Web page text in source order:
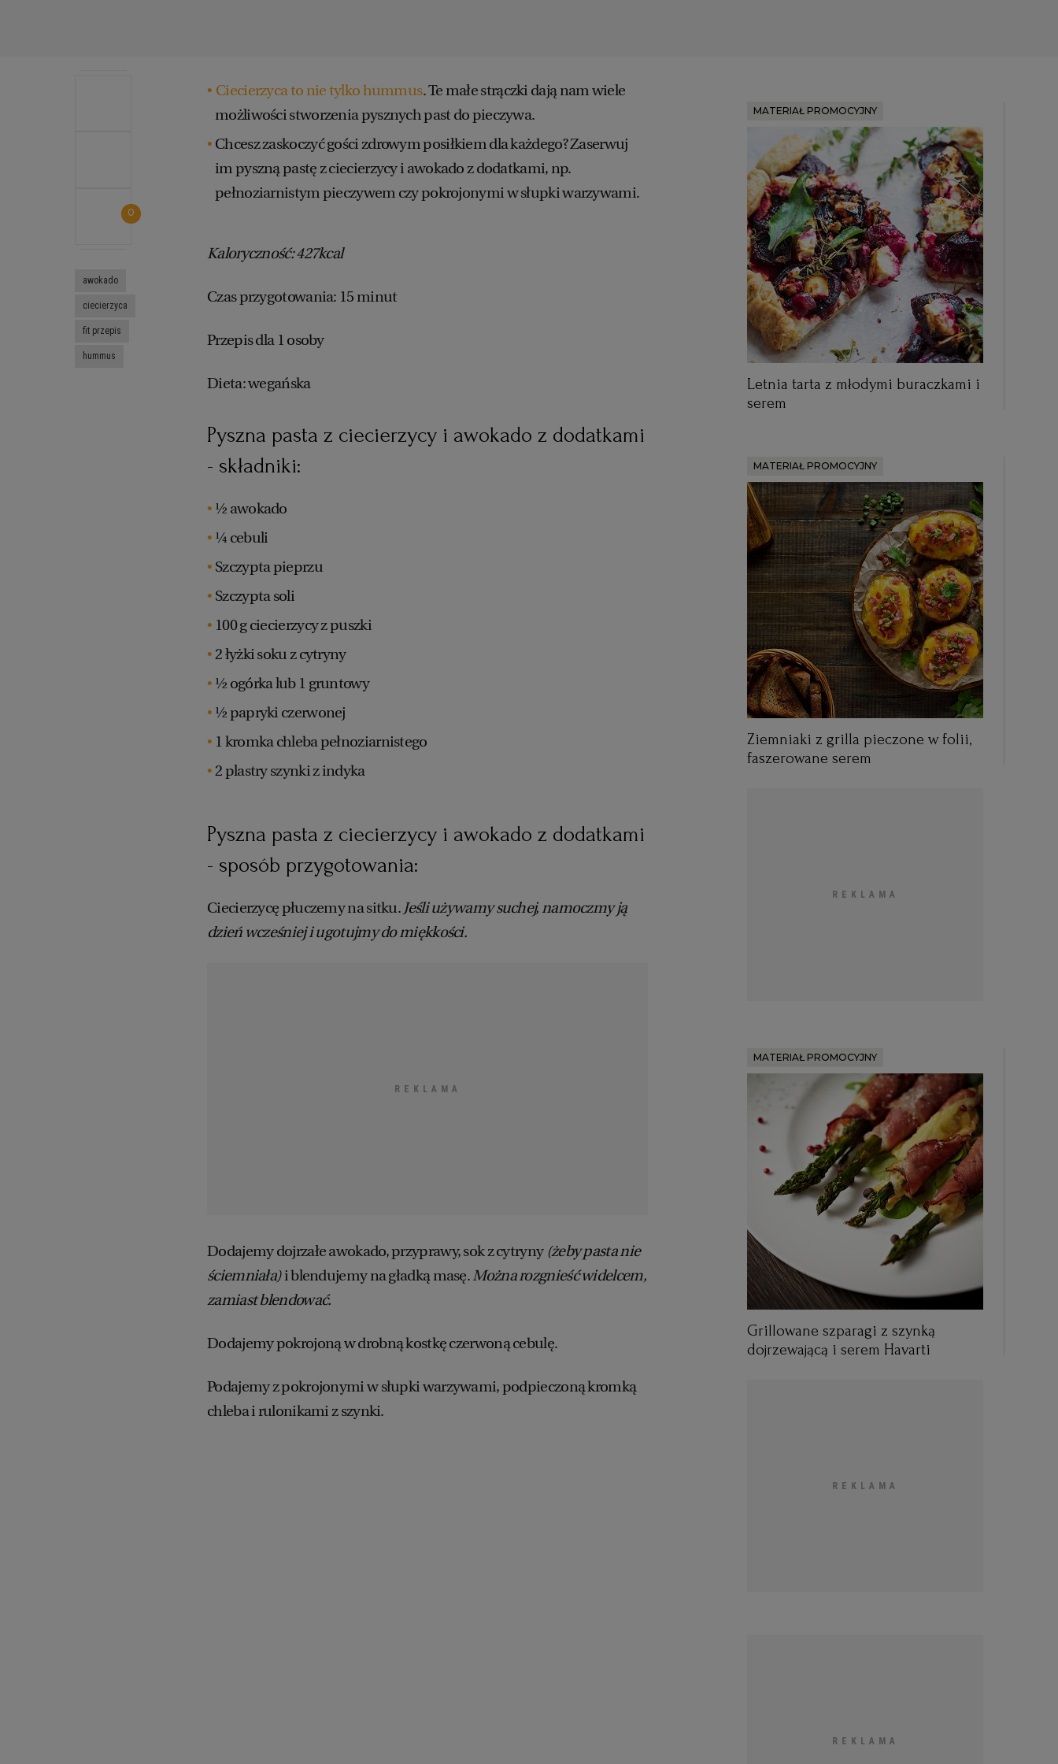
Ciecierzyca to nie tylko hummus. Te małe strączki dają nam wiele
możliwości stworzenia pysznych past do pieczywa.
Chcesz zaskoczyć gości zdrowym posiłkiem dla każdego? Zaserwuj
im pyszną pastę z ciecierzycy i awokado z dodatkami, np.
pełnoziarnistym pieczywem czy pokrojonymi w słupki warzywami.
Kaloryczność: 427kcal
Czas przygotowania: 15 minut
Przepis dla 1 osoby
Dieta: wegańska
Pyszna pasta z ciecierzycy i awokado z dodatkami
- składniki:
½ awokado
¼ cebuli
Szczypta pieprzu
Szczypta soli
100 g ciecierzycy z puszki
2 łyżki soku z cytryny
½ ogórka lub 1 gruntowy
½ papryki czerwonej
1 kromka chleba pełnoziarnistego
2 plastry szynki z indyka
Pyszna pasta z ciecierzycy i awokado z dodatkami
- sposób przygotowania:
Ciecierzycę płuczemy na sitku. Jeśli używamy suchej, namoczmy ją
dzień wcześniej i ugotujmy do miękkości.
Dodajemy dojrzałe awokado, przyprawy, sok z cytryny (żeby pasta nie
ściemniała)i blendujemy na gładką masę.Można rozgnieść widelcem,
zamiast blendować.
Dodajemy pokrojoną w drobną kostkę czerwoną cebulę.
Podajemy z pokrojonymi w słupki warzywami, podpieczoną kromką
chleba i rulonikami z szynki.
0
awokado
ciecierzyca
fit przepis
hummus
MATERIAŁ PROMOCYJNY
Letnia tarta z młodymi buraczkami i
serem
MATERIAŁ PROMOCYJNY
Ziemniaki z grilla pieczone w folii,
faszerowane serem
MATERIAŁ PROMOCYJNY
Grillowane szparagi z szynką
dojrzewającą i serem Havarti